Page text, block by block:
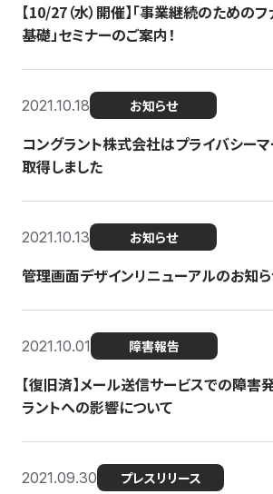
【10/27（水）開催】「事業継続のための
基礎」セミナーのご案内！
2021.10.18 お知らせ
コングラント株式会社はプライバシー
取得しました
2021.10.13 お知らせ
管理画面デザインリニューアルのお知
2021.10.01 障害報告
【復旧済】メール送信サービスでの障害
ラントへの影響について
2021.09.30 プレスリリース